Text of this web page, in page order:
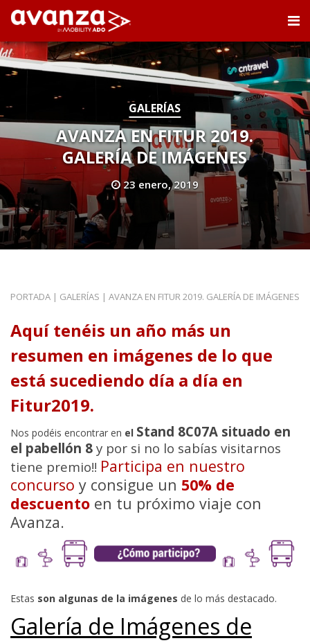
GALERÍAS
AVANZA EN FITUR 2019.
GALERÍA DE IMÁGENES
23 enero, 2019
PORTADA | GALERÍAS | AVANZA EN FITUR 2019. GALERÍA DE IMÁGENES
Aquí tenéis un año más un
resumen en imágenes de lo que
está sucediendo día a día en
Fitur2019.
Nos podéis encontrar en el Stand 8C07A situado en
el pabellón 8 y por si no lo sabías visitarnos
tiene premio!! Participa en nuestro
concurso y consigue un 50% de
descuento en tu próximo viaje con
Avanza.
Estas son algunas de la imágenes de lo más destacado.
Galería de Imágenes de